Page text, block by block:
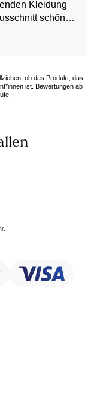
Kleidung
schön
ob das Produkt, das
ist. Bewertungen ab